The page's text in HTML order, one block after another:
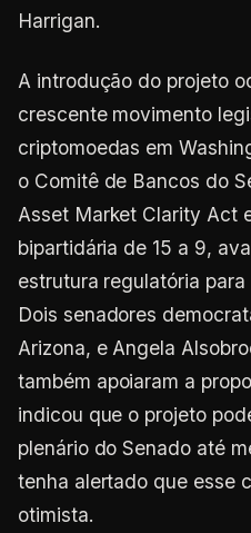
Harrigan.
A introdução do projeto
crescente movimento
criptomoedas em
o Comitê de Bancos do
Asset Market Clarity Act
bipartidária de 15 a 9,
estrutura regulatória
Dois senadores
Arizona, e Angela
também apoiaram a
indicou que o projeto
plenário do Senado até
tenha alertado que esse
otimista.